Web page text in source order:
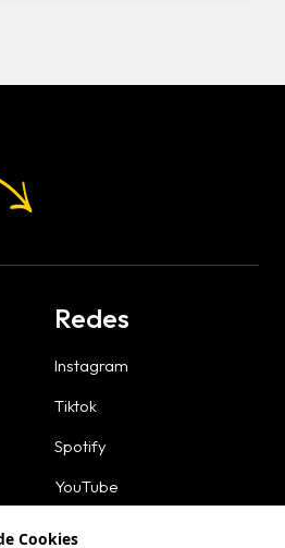
Redes
Instagram
Tiktok
Spotify
YouTube
Cookies